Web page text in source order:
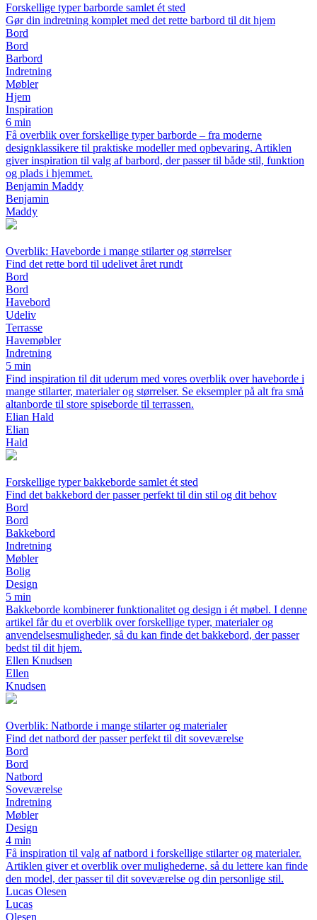
Forskellige typer barborde samlet ét sted
Gør din indretning komplet med det rette barbord til dit hjem
Bord
Bord
Barbord
Indretning
Møbler
Hjem
Inspiration
6 min
Få overblik over forskellige typer barborde – fra moderne
designklassikere til praktiske modeller med opbevaring. Artiklen
giver inspiration til valg af barbord, der passer til både stil, funktion
og plads i hjemmet.
Benjamin Maddy
Benjamin
Maddy
Overblik: Haveborde i mange stilarter og størrelser
Find det rette bord til udelivet året rundt
Bord
Bord
Havebord
Udeliv
Terrasse
Havemøbler
Indretning
5 min
Find inspiration til dit uderum med vores overblik over haveborde i
mange stilarter, materialer og størrelser. Se eksempler på alt fra små
altanborde til store spiseborde til terrassen.
Elian Hald
Elian
Hald
Forskellige typer bakkeborde samlet ét sted
Find det bakkebord der passer perfekt til din stil og dit behov
Bord
Bord
Bakkebord
Indretning
Møbler
Bolig
Design
5 min
Bakkeborde kombinerer funktionalitet og design i ét møbel. I denne
artikel får du et overblik over forskellige typer, materialer og
anvendelsesmuligheder, så du kan finde det bakkebord, der passer
bedst til dit hjem.
Ellen Knudsen
Ellen
Knudsen
Overblik: Natborde i mange stilarter og materialer
Find det natbord der passer perfekt til dit soveværelse
Bord
Bord
Natbord
Soveværelse
Indretning
Møbler
Design
4 min
Få inspiration til valg af natbord i forskellige stilarter og materialer.
Artiklen giver et overblik over mulighederne, så du lettere kan finde
den model, der passer til dit soveværelse og din personlige stil.
Lucas Olesen
Lucas
Olesen